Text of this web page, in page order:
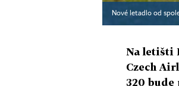
Nové letadlo od
Na letišti
Czech
320